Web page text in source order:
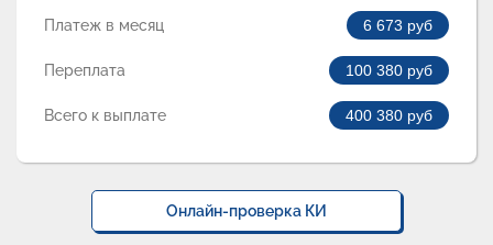
Платеж в месяц 6 673 руб
Переплата 100 380 руб
Всего к выплате 400 380 руб
Онлайн-проверка КИ